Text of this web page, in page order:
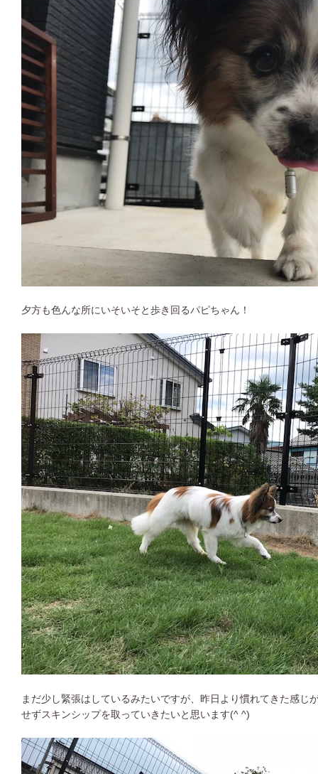
夕方も色んな所にいそいそと歩き回るパピちゃん！
まだ少し緊張はしているみたいですが、昨日より慣れてきた感じ
せずスキンシップを取っていきたいと思います(^ ^)